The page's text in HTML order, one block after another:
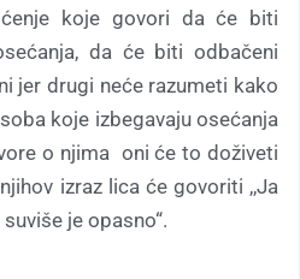
koje govori da će biti
da će biti odbačeni
jer drugi neće razumeti kako
koje izbegavaju osećanja
o njima oni će to doživeti
izraz lica će govoriti ,,Ja
je opasno“.